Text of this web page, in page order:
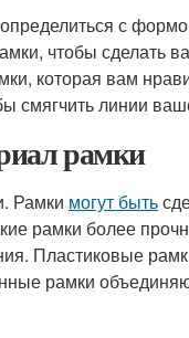
с
чтобы сделать
которая вам
смягчить линии
рамки
Рамки могут быть
рамки более
Пластиковые
рамки